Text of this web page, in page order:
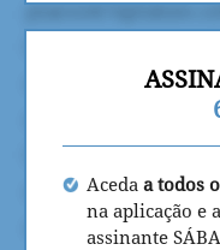
Aceda a todos
na aplicação e a
assinante